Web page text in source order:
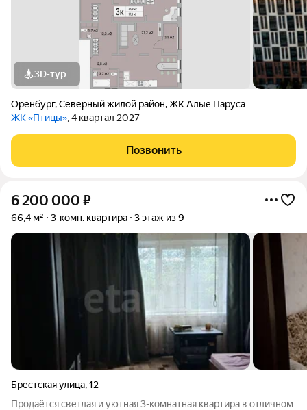
3D-тур
Оренбург,Северный жилой район,ЖК Алые Паруса
ЖК «Птицы», 4 квартал 2027
Позвонить
6 200 000 ₽
66,4 м² 3-комн. квартира 3 этаж из 9
Брестская улица,12
Продаётся светлая и уютная 3-комнатная квартира в отличном